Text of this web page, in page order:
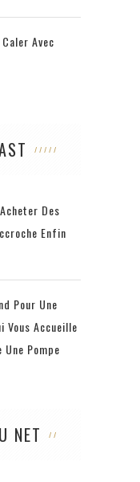
Avec
Des
Enfin
Pour Une
Vous Accueille
Une Pompe
NET